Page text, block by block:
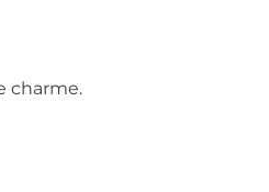
charme.